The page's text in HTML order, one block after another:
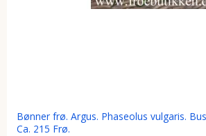
Bønner frø. Argus. Phaseolus vulgaris.
Ca. 215 Frø.